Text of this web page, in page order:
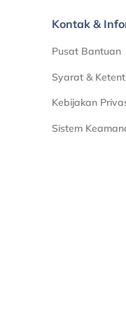
Kontak &
Pusat Bantuan
Syarat &
Kebijakan
Sistem